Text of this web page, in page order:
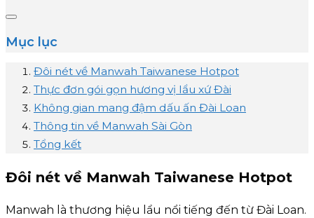
Mục lục
Đôi nét về Manwah Taiwanese Hotpot
Thực đơn gói gọn hương vị lẩu xứ Đài
Không gian mang đậm dấu ấn Đài Loan
Thông tin về Manwah Sài Gòn
Tổng kết
Đôi nét về Manwah Taiwanese Hotpot
Manwah là thương hiệu lẩu nổi tiếng đến từ Đài Loan.